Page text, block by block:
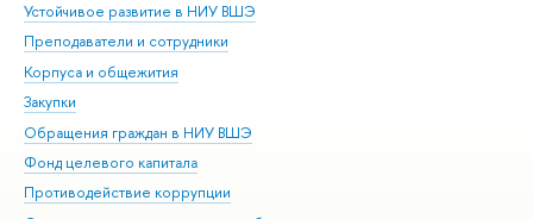
Устойчивое развитие в НИУ ВШЭ
Преподаватели и сотрудники
Корпуса и общежития
Закупки
Обращения граждан в НИУ ВШЭ
Фонд целевого капитала
Противодействие коррупции